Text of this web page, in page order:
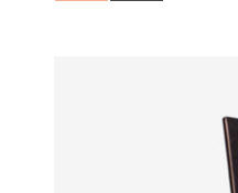
sabit koyabileceğiniz
Yuvarlak demirli
Tasarım Tescil no:2021/